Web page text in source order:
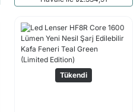
Tükendi